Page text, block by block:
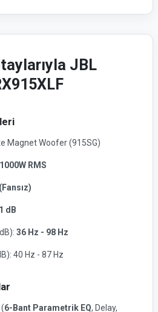
JBL
Magnet Woofer (915SG)
RMS
dB
36 Hz - 98 Hz
40 Hz - 87 Hz
6-Bant Parametrik EQ, Delay,